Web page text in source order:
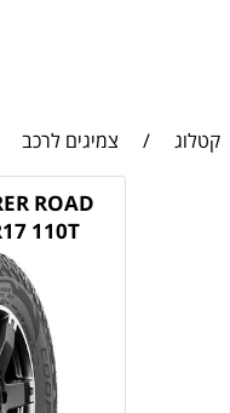
קטלוג / צמיגים לרכב
ROAD
110T